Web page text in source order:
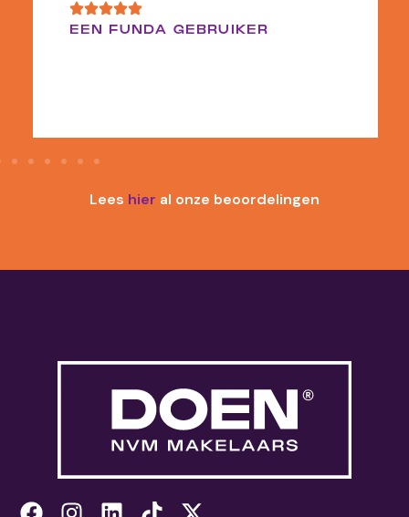
EEN FUNDA GEBRUIKER
Lees hier al onze beoordelingen